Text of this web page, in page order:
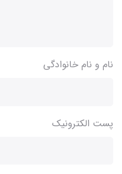
نام و نام خانوادگی
پست الکترونیک